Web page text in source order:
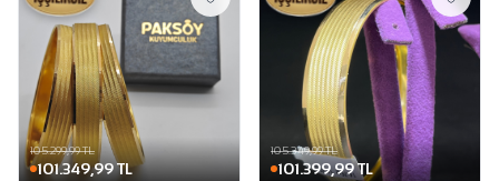
105.299,99 TL
101.349,99 TL
105.349,99 TL
101.399,99 TL